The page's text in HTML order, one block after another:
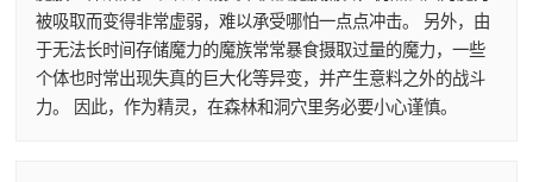
被吸取而变得非常虚弱，难以承受哪怕一点点冲击。 另外，由
于无法长时间存储魔力的魔族常常暴食摄取过量的魔力，一些
个体也时常出现失真的巨大化等异变，并产生意料之外的战斗
力。 因此，作为精灵，在森林和洞穴里务必要小心谨慎。